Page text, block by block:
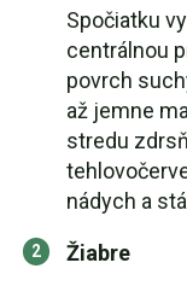
Spočiatku
centrálnou
povrch
až jemne
stredu
nádych a
Žiabre